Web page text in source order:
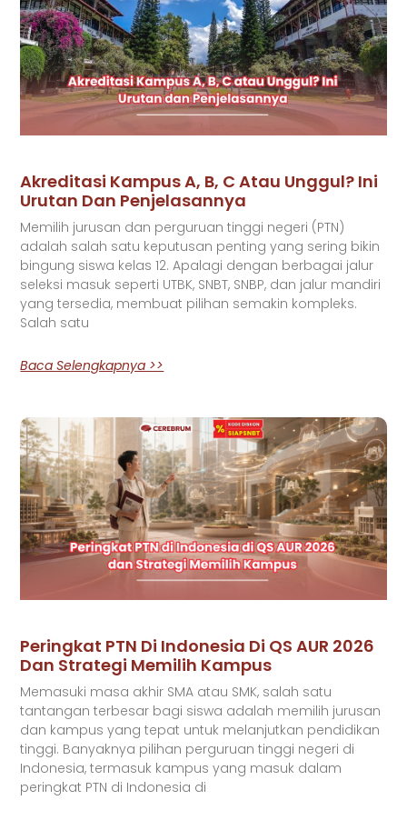
Akreditasi Kampus A, B, C Atau Unggul? Ini
Urutan Dan Penjelasannya
Memilih jurusan dan perguruan tinggi negeri (PTN)
adalah salah satu keputusan penting yang sering bikin
bingung siswa kelas 12. Apalagi dengan berbagai jalur
seleksi masuk seperti UTBK, SNBT, SNBP, dan jalur mandiri
yang tersedia, membuat pilihan semakin kompleks.
Salah satu
Baca Selengkapnya >>
Peringkat PTN Di Indonesia Di QS AUR 2026
Dan Strategi Memilih Kampus
Memasuki masa akhir SMA atau SMK, salah satu
tantangan terbesar bagi siswa adalah memilih jurusan
dan kampus yang tepat untuk melanjutkan pendidikan
tinggi. Banyaknya pilihan perguruan tinggi negeri di
Indonesia, termasuk kampus yang masuk dalam
peringkat PTN di Indonesia di